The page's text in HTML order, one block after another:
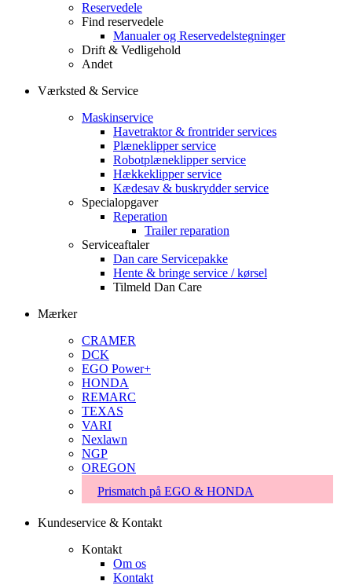
Reservedele
Find reservedele
Manualer og Reservedelstegninger
Drift & Vedligehold
Andet
Værksted & Service
Maskinservice
Havetraktor & frontrider services
Plæneklipper service
Robotplæneklipper service
Hækkeklipper service
Kædesav & buskrydder service
Specialopgaver
Reperation
Trailer reparation
Serviceaftaler
Dan care Servicepakke
Hente & bringe service / kørsel
Tilmeld Dan Care
Mærker
CRAMER
DCK
EGO Power+
HONDA
REMARC
TEXAS
VARI
Nexlawn
NGP
OREGON
Prismatch på EGO & HONDA
Kundeservice & Kontakt
Kontakt
Om os
Kontakt